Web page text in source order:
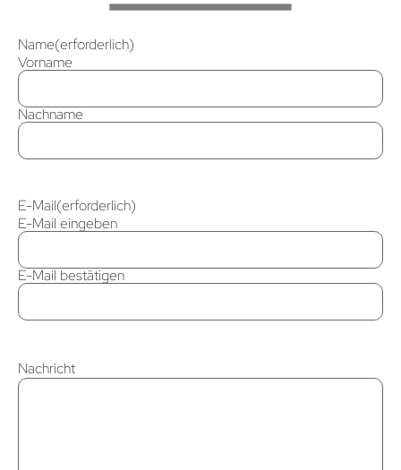
Name(erforderlich)
Vorname
Nachname
E-Mail(erforderlich)
E-Mail eingeben
E-Mail bestätigen
Nachricht